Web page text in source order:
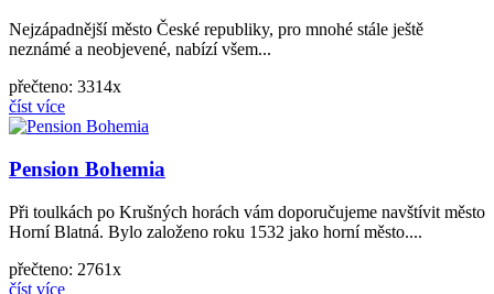
Nejzápadnější město České republiky, pro mnohé stále ještě
neznámé a neobjevené, nabízí všem...
přečteno: 3314x
číst více
Pension Bohemia
Při toulkách po Krušných horách vám doporučujeme navštívit město
Horní Blatná. Bylo založeno roku 1532 jako horní město....
přečteno: 2761x
číst více